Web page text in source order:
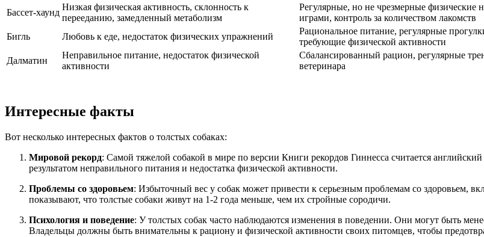
Бассет-хаунд
Низкая физическая активность, склонность к
перееданию, замедленный метаболизм
Регулярные, но не чрезмерные физические
играми, контроль за количеством лакомств
Бигль
Любовь к еде, недостаток физических упражнений
Рациональное питание, регулярные
требующие физической активности
Далматин
Неправильное питание, недостаток физической
активности
Сбалансированный рацион, регулярные
ветеринара
Интересные факты
Вот несколько интересных фактов о толстых собаках:
Мировой рекорд: Самой тяжелой собакой в мире по версии Книги рекордов Гиннесса считается
результатом неправильного питания и недостатка физической активности.
Проблемы со здоровьем: Избыточный вес у собак может привести к серьезным проблемам со здоровьем,
показывают, что толстые собаки живут на 1-2 года меньше, чем их стройные сородичи.
Психология и поведение: У толстых собак часто наблюдаются изменения в поведении. Они могут быть
Владельцы должны быть внимательны к рациону и физической активности своих питомцев, чтобы